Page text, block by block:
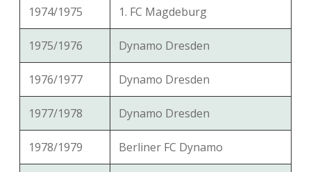
1974/1975 1. FC Magdeburg
1975/1976 Dynamo Dresden
1976/1977 Dynamo Dresden
1977/1978 Dynamo Dresden
1978/1979 Berliner FC Dynamo